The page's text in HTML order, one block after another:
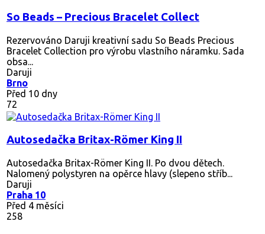
So Beads – Precious Bracelet Collect
Rezervováno Daruji kreativní sadu So Beads Precious
Bracelet Collection pro výrobu vlastního náramku. Sada
obsa...
Daruji
Brno
Před 10 dny
72
Autosedačka Britax-Römer King II
Autosedačka Britax-Römer King II. Po dvou dětech.
Nalomený polystyren na opěrce hlavy (slepeno stříb...
Daruji
Praha 10
Před 4 měsíci
258